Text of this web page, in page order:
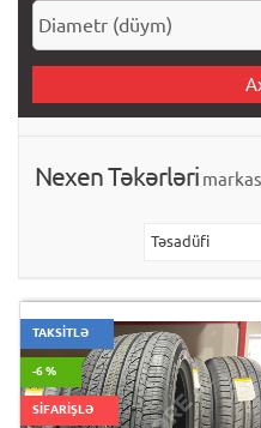
Nexen Təkərləri
Təsadüfi
TAKSİTLƏ
-6 %
SİFARİŞLƏ